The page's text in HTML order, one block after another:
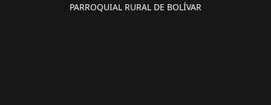
PARROQUIAL RURAL DE BOLÍVAR